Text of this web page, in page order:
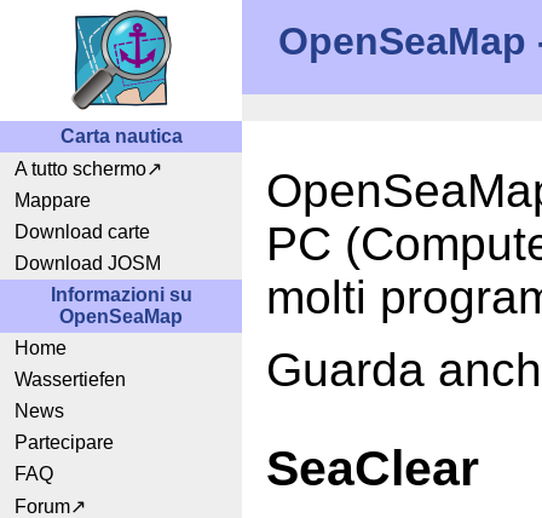
Carta nautica
A tutto schermo
Mappare
Download carte
Download JOSM
Informazioni su
OpenSeaMap
Home
Wassertiefen
News
Partecipare
FAQ
Forum
PC
molti
Guarda
SeaClear